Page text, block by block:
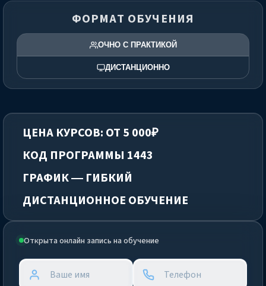
Открыта онлайн запись на обучение
ФОРМАТ ОБУЧЕНИЯ
ОЧНО С ПРАКТИКОЙ
ДИСТАНЦИОННО
ЦЕНА КУРСОВ: ОТ 5 000₽
КОД ПРОГРАММЫ 1443
ГРАФИК — ГИБКИЙ
ДИСТАНЦИОННОЕ ОБУЧЕНИЕ